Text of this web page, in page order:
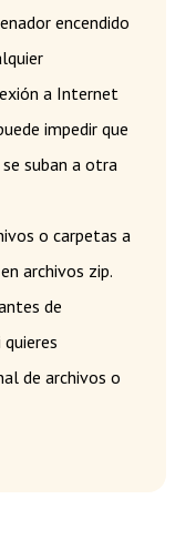
encendido
a Internet
impedir que
suban a otra
o carpetas a
archivos zip.
de
de archivos o